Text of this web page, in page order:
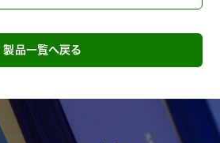
製品一覧へ戻る